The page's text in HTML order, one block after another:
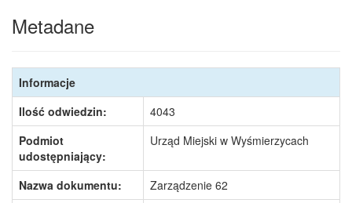
Metadane
Informacje
Ilość odwiedzin:
4043
Podmiot
udostępniający:
Urząd Miejski w Wyśmierzycach
Nazwa dokumentu:
Zarządzenie 62